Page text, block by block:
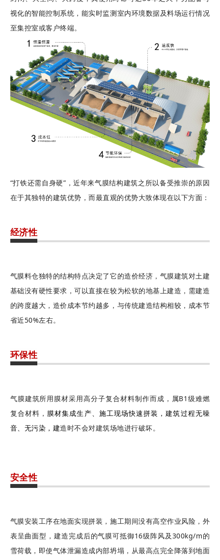
视化的智能控制系统，能实时监测室内环境数据及料场运行情况
至集控室或客户终端。
“打铁还需自身硬”，近年来气膜结构建筑之所以备受推崇的原因
在于其独特的建筑优势，而最直观的优势大致体现在以下方面：
经济性
气膜料仓独特的结构特点决定了它的造价经济，气膜建筑对土建
基础没有硬性要求，可以直接在较为松软的地基上建造，需建造
的跨度越大，造价成本节约越多，与传统建造结构相较，成本节
省近50%左右。
环保性
气膜建筑所用膜材采用高分子复合材料制作而成，属B1级难燃
复合材料， 膜材集成生产、施工现场快速拼装，建筑过程无噪
音、无污染，建造时不会对建筑场地进行破坏。
安全性
气膜安装工序在地面实现拼装，施工期间没有高空作业风险，外
表呈曲面型，建造完成后的气膜可抵御16级阵风及300kg/m的
雪荷载，即使气体泄漏造成内部坍塌，从最高点完全降落到地面